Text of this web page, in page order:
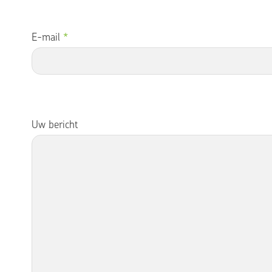
E-mail *
Uw bericht